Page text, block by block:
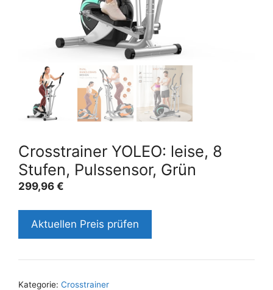
Crosstrainer YOLEO: leise, 8
Stufen, Pulssensor, Grün
299,96 €
Aktuellen Preis prüfen
Kategorie: Crosstrainer